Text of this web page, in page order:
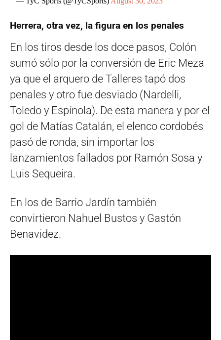
Herrera, otra vez, la figura en los penales
En los tiros desde los doce pasos, Colón
sumó sólo por la conversión de Eric Meza
ya que el arquero de Talleres tapó dos
penales y otro fue desviado (Nardelli,
Toledo y Espínola). De esta manera y por el
gol de Matías Catalán, el elenco cordobés
pasó de ronda, sin importar los
lanzamientos fallados por Ramón Sosa y
Luis Sequeira.
En los de Barrio Jardín también
convirtieron Nahuel Bustos y Gastón
Benavidez.